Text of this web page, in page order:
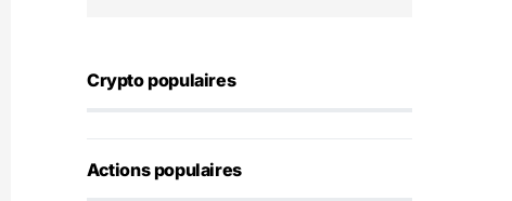
Crypto populaires
Actions populaires